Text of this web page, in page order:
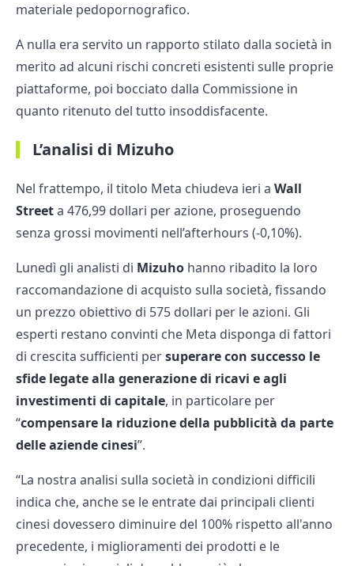
materiale pedopornografico.
A nulla era servito un rapporto stilato dalla società in
merito ad alcuni rischi concreti esistenti sulle proprie
piattaforme, poi bocciato dalla Commissione in
quanto ritenuto del tutto insoddisfacente.
L’analisi di Mizuho
Nel frattempo, il titolo Meta chiudeva ieri a Wall
Streeta 476,99 dollari per azione, proseguendo
senza grossi movimenti nell’afterhours (-0,10%).
Lunedì gli analisti di Mizuho hanno ribadito la loro
raccomandazione di acquisto sulla società, fissando
un prezzo obiettivo di 575 dollari per le azioni. Gli
esperti restano convinti che Meta disponga di fattori
di crescita sufficienti persuperare con successo le
sfide legate alla generazione di ricavi e agli
investimenti di capitale, in particolare per
“compensare la riduzione della pubblicità da parte
delle aziende cinesi”.
“La nostra analisi sulla società in condizioni difficili
indica che, anche se le entrate dai principali clienti
cinesi dovessero diminuire del 100% rispetto all'anno
precedente, i miglioramenti dei prodotti e le